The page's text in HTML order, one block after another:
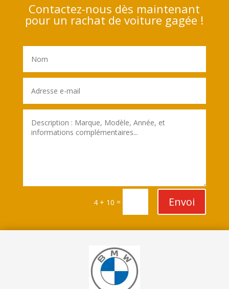
Contactez-nous dès maintenant
pour un rachat de voiture gagée !
4 + 10 = Envoi